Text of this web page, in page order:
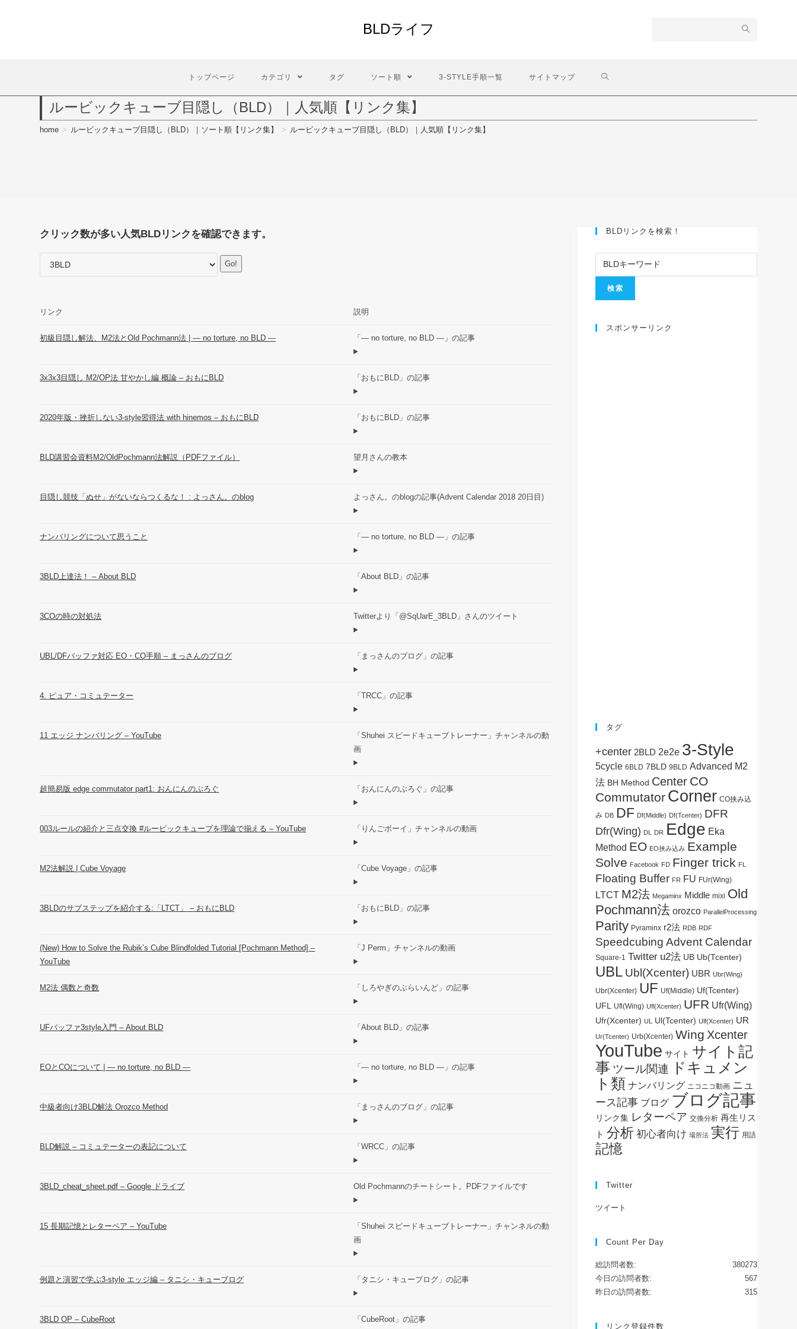
BLDライフ
トップページ カテゴリ タグ ソート順 3-STYLE手順一覧 サイトマップ
ルービックキューブ目隠し（BLD）｜人気順【リンク集】
home > ルービックキューブ目隠し（BLD）｜ソート順【リンク集】 > ルービックキューブ目隠し（BLD）｜人気順【リンク集】
クリック数が多い人気BLDリンクを確認できます。
Go!
リンク 説明
初級目隠し解法、M2法とOld Pochmann法 | ― no torture, no BLD ― 「― no torture, no BLD ―」の記事
3x3x3目隠し M2/OP法 甘やかし編 概論 – おもにBLD 「おもにBLD」の記事
2020年版・挫折しない3-style習得法 with hinemos – おもにBLD 「おもにBLD」の記事
BLD講習会資料M2/OldPochmann法解説（PDFファイル） 望月さんの教本
目隠し競技「ぬせ」がないならつくるな！ : よっさん。のblog よっさん。のblogの記事(Advent Calendar 2018 20日目)
ナンバリングについて思うこと 「― no torture, no BLD ―」の記事
3BLD上達法！ – About BLD 「About BLD」の記事
3COの時の対処法 Twitterより「@SqUarE_3BLD」さんのツイート
UBL/DFバッファ対応 EO・CO手順 – まっさんのブログ 「まっさんのブログ」の記事
4. ピュア・コミュテーター 「TRCC」の記事
11 エッジ ナンバリング – YouTube
「Shuhei スピードキューブトレーナー」チャンネルの動
画
超簡易版 edge commutator part1: おんにんのぶろぐ 「おんにんのぶろぐ」の記事
003ルールの紹介と三点交換 #ルービックキューブを理論で揃える – YouTube 「りんごボーイ」チャンネルの動画
M2法解説 | Cube Voyage 「Cube Voyage」の記事
3BLDのサブステップを紹介する:「LTCT」 – おもにBLD 「おもにBLD」の記事
(New) How to Solve the Rubik’s Cube Blindfolded Tutorial [Pochmann Method] –
YouTube
「J Perm」チャンネルの動画
M2法 偶数と奇数 「しろやぎのぶらいんど」の記事
UFバッファ3style入門 – About BLD 「About BLD」の記事
EOとCOについて | ― no torture, no BLD ― 「― no torture, no BLD ―」の記事
中級者向け3BLD解法 Orozco Method 「まっさんのブログ」の記事
BLD解説 – コミュテーターの表記について 「WRCC」の記事
3BLD_cheat_sheet.pdf – Google ドライブ Old Pochmannのチートシート。PDFファイルです
15 長期記憶とレターペア – YouTube
「Shuhei スピードキューブトレーナー」チャンネルの動
画
例題と演習で学ぶ3-style エッジ編 – タニシ・キューブログ 「タニシ・キューブログ」の記事
3BLD OP – CubeRoot 「CubeRoot」の記事
BLDリンクを検索！
スポンサーリンク
タグ
+center 2BLD 2e2e 3-Style
5cycle 6BLD 7BLD 9BLD Advanced M2
法 BH Method Center CO
Commutator Corner CO挟み込
み DB DF Df(Middle) Df(Tcenter) DFR
Dfr(Wing) DL DR Edge Eka
Method EO EO挟み込み Example
Solve Facebook FD Finger trick FL
Floating Buffer FR FU FUr(Wing)
LTCT M2法 Megaminx Middle mixi Old
Pochmann法 orozco ParallelProcessing
Parity Pyraminx r2法 RDB RDF
Speedcubing Advent Calendar
Square-1 Twitter u2法 UB Ub(Tcenter)
UBL Ubl(Xcenter) UBR Ubr(Wing)
Ubr(Xcenter) UF Uf(Middle) Uf(Tcenter)
UFL Ufl(Wing) Ufl(Xcenter) UFR Ufr(Wing)
Ufr(Xcenter) UL Ul(Tcenter) Ulf(Xcenter) UR
Ur(Tcenter) Urb(Xcenter) Wing Xcenter
YouTube サイト サイト記
事 ツール関連
ドキュメン
ト類 ナンバリング ニコニコ動画 ニュ
ース記事 ブログ ブログ記事
リンク集 レターペア 交換分析 再生リス
ト 分析 初心者向け 場所法 実行 用語
記憶
Twitter
ツイート
Count Per Day
380273
総訪問者数:
567
今日の訪問者数:
315
昨日の訪問者数:
リンク登録件数